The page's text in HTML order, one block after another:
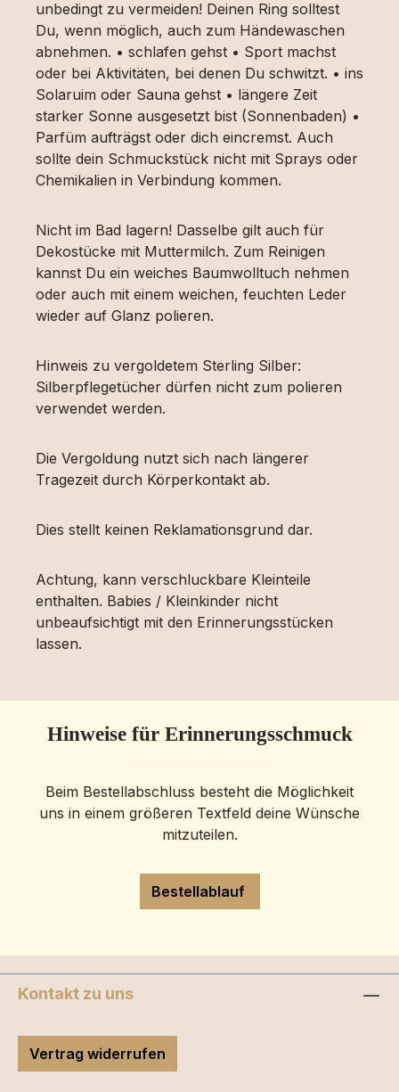
unbedingt zu vermeiden! Deinen Ring solltest
Du, wenn möglich, auch zum Händewaschen
abnehmen. • schlafen gehst • Sport machst
oder bei Aktivitäten, bei denen Du schwitzt. • ins
Solaruim oder Sauna gehst • längere Zeit
starker Sonne ausgesetzt bist (Sonnenbaden) •
Parfüm aufträgst oder dich eincremst. Auch
sollte dein Schmuckstück nicht mit Sprays oder
Chemikalien in Verbindung kommen.
Nicht im Bad lagern! Dasselbe gilt auch für
Dekostücke mit Muttermilch. Zum Reinigen
kannst Du ein weiches Baumwolltuch nehmen
oder auch mit einem weichen, feuchten Leder
wieder auf Glanz polieren.
Hinweis zu vergoldetem Sterling Silber:
Silberpflegetücher dürfen nicht zum polieren
verwendet werden.
Die Vergoldung nutzt sich nach längerer
Tragezeit durch Körperkontakt ab.
Dies stellt keinen Reklamationsgrund dar.
Achtung, kann verschluckbare Kleinteile
enthalten. Babies / Kleinkinder nicht
unbeaufsichtigt mit den Erinnerungsstücken
lassen.
Hinweise für Erinnerungsschmuck
Beim Bestellabschluss besteht die Möglichkeit
uns in einem größeren Textfeld deine Wünsche
mitzuteilen.
Bestellablauf
Kontakt zu uns
Vertrag widerrufen